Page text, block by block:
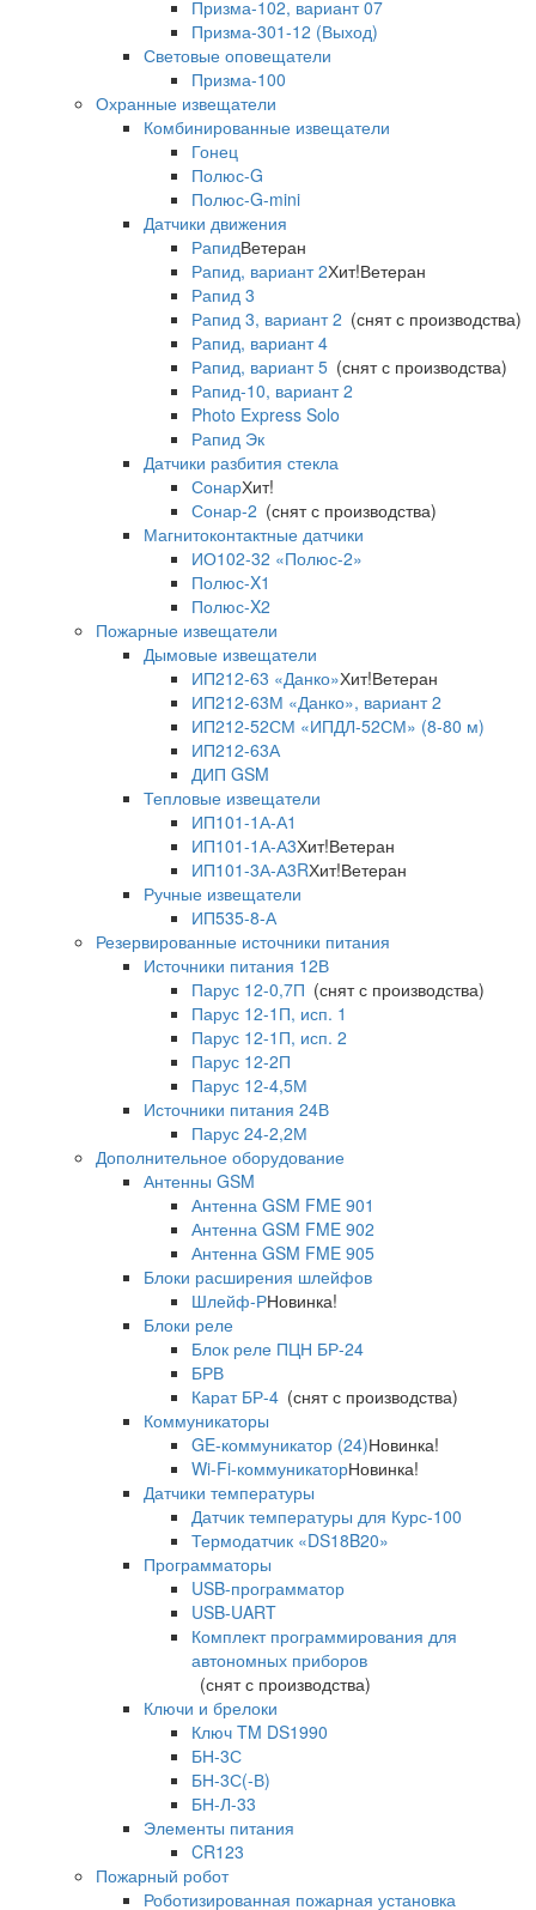
Призма-102, вариант 07
Призма-301-12 (Выход)
Световые оповещатели
Призма-100
Охранные извещатели
Комбинированные извещатели
Гонец
Полюс-G
Полюс-G-mini
Датчики движения
РапидВетеран
Рапид, вариант 2Хит!Ветеран
Рапид 3
Рапид 3, вариант 2 (снят с производства)
Рапид, вариант 4
Рапид, вариант 5 (снят с производства)
Рапид-10, вариант 2
Photo Express Solo
Рапид Эк
Датчики разбития стекла
СонарХит!
Сонар-2 (снят с производства)
Магнитоконтактные датчики
ИО102-32 «Полюс-2»
Полюс-X1
Полюс-X2
Пожарные извещатели
Дымовые извещатели
ИП212-63 «Данко»Хит!Ветеран
ИП212-63М «Данко», вариант 2
ИП212-52СМ «ИПДЛ-52СМ» (8-80 м)
ИП212-63А
ДИП GSM
Тепловые извещатели
ИП101-1А-А1
ИП101-1А-А3Хит!Ветеран
ИП101-3А-А3RХит!Ветеран
Ручные извещатели
ИП535-8-А
Резервированные источники питания
Источники питания 12В
Парус 12-0,7П (снят с производства)
Парус 12-1П, исп. 1
Парус 12-1П, исп. 2
Парус 12-2П
Парус 12-4,5М
Источники питания 24В
Парус 24-2,2М
Дополнительное оборудование
Антенны GSM
Антенна GSM FME 901
Антенна GSM FME 902
Антенна GSM FME 905
Блоки расширения шлейфов
Шлейф-РНовинка!
Блоки реле
Блок реле ПЦН БР-24
БРВ
Карат БР-4 (снят с производства)
Коммуникаторы
GE-коммуникатор (24)Новинка!
Wi-Fi-коммуникаторНовинка!
Датчики температуры
Датчик температуры для Курс-100
Термодатчик «DS18B20»
Программаторы
USB-программатор
USB-UART
Комплект программирования для
автономных приборов
(снят с производства)
Ключи и брелоки
Ключ TM DS1990
БН-3С
БН-3С(-В)
БН-Л-33
Элементы питания
CR123
Пожарный робот
Роботизированная пожарная установка